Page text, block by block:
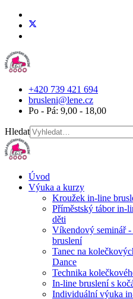
+420 739 421 694
brusleni@lene.cz
Po - Pá: 9,00 - 18,00
Hledat
Úvod
Výuka a kurzy
Kroužek in-line
Příměstský tábor in-
děti
Víkendový seminář
bruslení
Tanec na
Dance
Technika
In-line bruslení s
Individuální výuka